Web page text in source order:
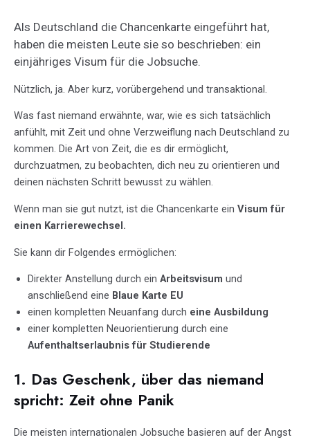
Als Deutschland die Chancenkarte eingeführt hat,
haben die meisten Leute sie so beschrieben: ein
einjähriges Visum für die Jobsuche.
Nützlich, ja. Aber kurz, vorübergehend und transaktional.
Was fast niemand erwähnte, war, wie es sich tatsächlich
anfühlt, mit Zeit und ohne Verzweiflung nach Deutschland zu
kommen. Die Art von Zeit, die es dir ermöglicht,
durchzuatmen, zu beobachten, dich neu zu orientieren und
deinen nächsten Schritt bewusst zu wählen.
Wenn man sie gut nutzt, ist die Chancenkarte ein Visum für
einen Karrierewechsel.
Sie kann dir Folgendes ermöglichen:
Direkter Anstellung durch ein Arbeitsvisum und
anschließend eine Blaue Karte EU
einen kompletten Neuanfang durch eine Ausbildung
einer kompletten Neuorientierung durch eine
Aufenthaltserlaubnis für Studierende
1. Das Geschenk, über das niemand
spricht: Zeit ohne Panik
Die meisten internationalen Jobsuche basieren auf der Angst